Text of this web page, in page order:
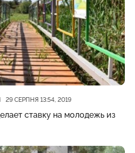
29 СЕРПНЯ 13:54, 2019
ставку на молодежь из